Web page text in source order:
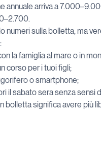
annuale arriva a
numeri sulla bolletta, ma
la famiglia al mare o in
corso per i tuoi figli;
o smartphone;
il sabato sera senza sensi
bolletta significa avere più